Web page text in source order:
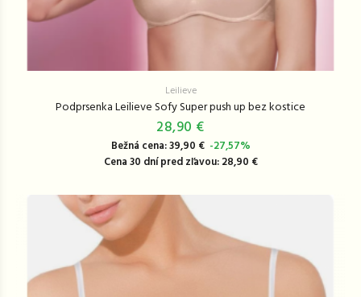
Leilieve
Podprsenka Leilieve Sofy Super push up bez kostice
28,90 €
Bežná cena: 39,90 € -27,57%
Cena 30 dní pred zľavou: 28,90 €